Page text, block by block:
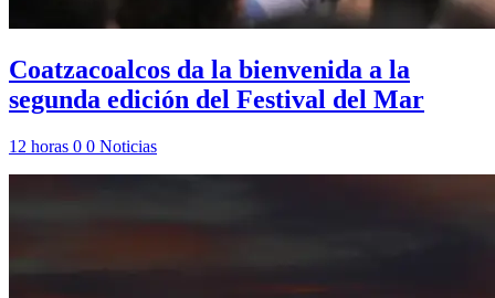
Coatzacoalcos da la bienvenida a la
segunda edición del Festival del Mar
12 horas 0 0 Noticias